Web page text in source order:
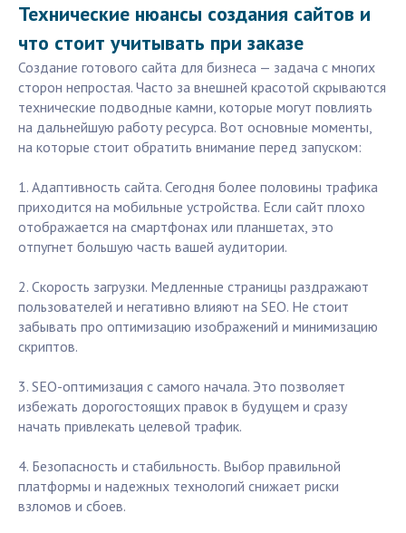
Технические нюансы создания сайтов и
что стоит учитывать при заказе
Создание готового сайта для бизнеса — задача с многих
сторон непростая. Часто за внешней красотой скрываются
технические подводные камни, которые могут повлиять
на дальнейшую работу ресурса. Вот основные моменты,
на которые стоит обратить внимание перед запуском:
1. Адаптивность сайта. Сегодня более половины трафика
приходится на мобильные устройства. Если сайт плохо
отображается на смартфонах или планшетах, это
отпугнет большую часть вашей аудитории.
2. Скорость загрузки. Медленные страницы раздражают
пользователей и негативно влияют на SEO. Не стоит
забывать про оптимизацию изображений и минимизацию
скриптов.
3. SEO-оптимизация с самого начала. Это позволяет
избежать дорогостоящих правок в будущем и сразу
начать привлекать целевой трафик.
4. Безопасность и стабильность. Выбор правильной
платформы и надежных технологий снижает риски
взломов и сбоев.